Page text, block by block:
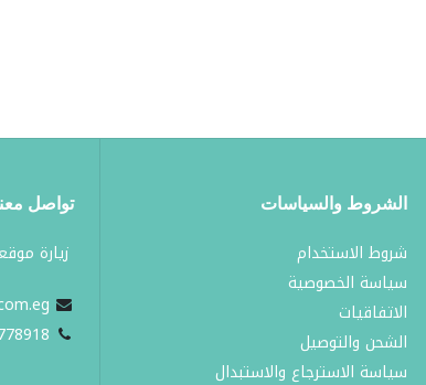
الشروط والسياسات
شروط الاستخدام
سياسة الخصوصية
الاتفاقيات
الشحن والتوصيل
سياسة الاسترجاع والاستبدال
تواصل
زيارة